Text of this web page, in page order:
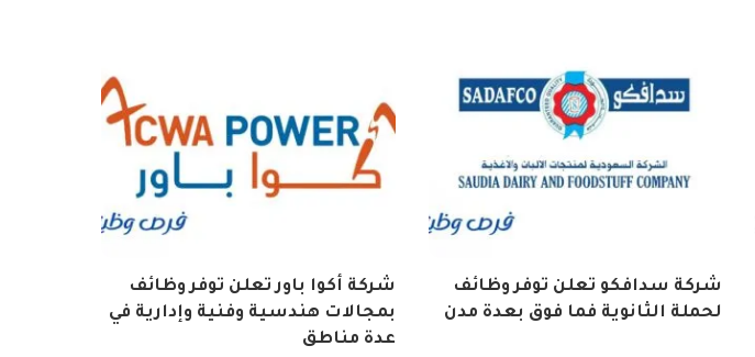
شركة سدافكو تعلن توفر وظائف
لحملة الثانوية فما فوق بعدة مدن
شركة أكوا باور تعلن توفر وظائف
بمجالات هندسية وفنية وإدارية في
عدة مناطق